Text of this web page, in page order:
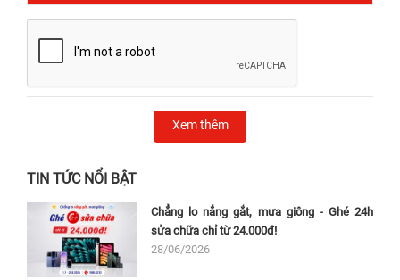
Xem thêm
TIN TỨC NỔI BẬT
Chẳng lo nắng gắt, mưa giông - Ghé 24h
sửa chữa chỉ từ 24.000đ!
28/06/2026